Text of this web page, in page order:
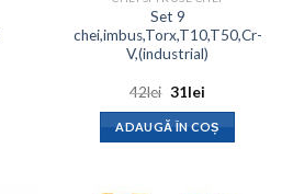
Set 9
chei,imbus,Torx,T10,T50,Cr-
V,(industrial)
42lei Prețul
a
fost:
42lei.
31leiPrețul
este:
31lei.
ADAUGĂ ÎN COȘ